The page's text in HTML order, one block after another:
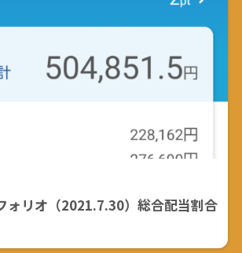
ォリオ（2021.7.30）総合配当割合